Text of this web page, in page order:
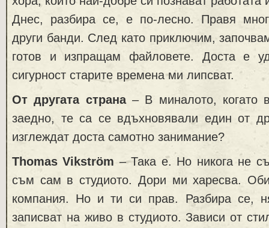
Днес, разбира се, е по-лесно. Правя
други банди. След като приключим,
готов и изпращам файловете. Доста е
сигурност старите времена ми липсват.
От другата страна– В миналото, когато
заедно, те са се вдъхновявали един от
изглеждат доста самотно занимание?
Thomas Vikström – Така е. Но никога не
съм сам в студиото. Дори ми харесва.
компания. Но и ти си прав. Разбира се,
записват на живо в студиото. Зависи от